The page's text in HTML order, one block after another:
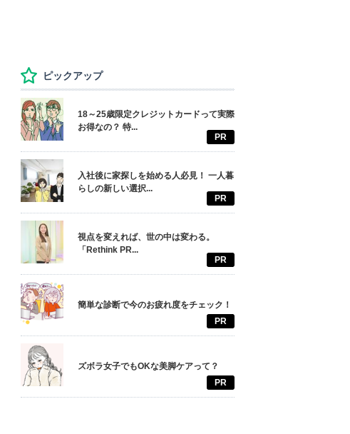
ピックアップ
18～25歳限定クレジットカードって実際
お得なの？ 特...
PR
入社後に家探しを始める人必見！ 一人暮
らしの新しい選択...
PR
視点を変えれば、世の中は変わる。
「Rethink PR...
PR
簡単な診断で今のお疲れ度をチェック！
PR
ズボラ女子でもOKな美脚ケアって？
PR